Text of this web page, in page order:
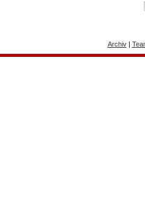
Archiv|